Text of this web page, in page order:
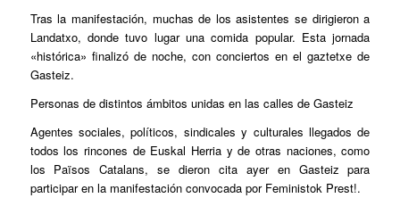
Tras la manifestación, muchas de los asistentes se dirigieron a
Landatxo, donde tuvo lugar una comida popular. Esta jornada
«histórica» finalizó de noche, con conciertos en el gaztetxe de
Gasteiz.
Personas de distintos ámbitos unidas en las calles de Gasteiz
Agentes sociales, políticos, sindicales y culturales llegados de
todos los rincones de Euskal Herria y de otras naciones, como
los Països Catalans, se dieron cita ayer en Gasteiz para
participar en la manifestación convocada por Feministok Prest!.